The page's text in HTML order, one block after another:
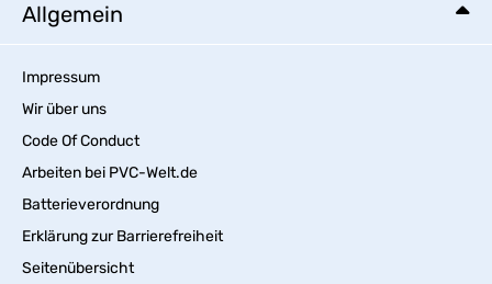
Allgemein
Impressum
Wir über uns
Code Of Conduct
Arbeiten bei PVC-Welt.de
Batterieverordnung
Erklärung zur Barrierefreiheit
Seitenübersicht